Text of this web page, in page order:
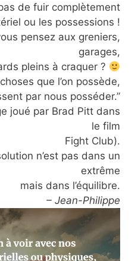
de fuir complètement
ou les possessions !
pensez aux greniers,
garages,
pleins à craquer ?
que l’on possède,
par nous posséder.”
joué par Brad Pitt dans
le film
Fight Club).
n’est pas dans un
extrême
mais dans l’équilibre.
– Jean-Philippe